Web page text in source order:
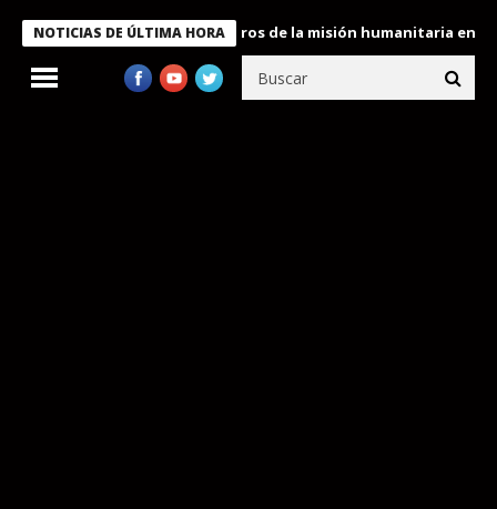
NOTICIAS DE ÚLTIMA HORA
condecora a miembros de la misión humanitaria enviada a